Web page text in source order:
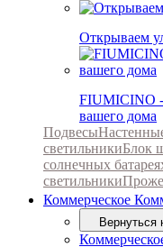
Открываем
FIUMICINO -
вашего дома
Подвесы
светильникиБлок
солнечных
светильники
Коммерческое
Вернуться